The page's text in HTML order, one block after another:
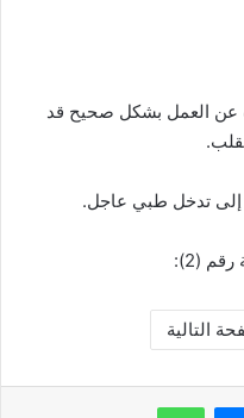
عن العمل بشكل صحيح قد
إلى تدخل طبي عاجل.
(2):
التالية
ماسنجر واتساب